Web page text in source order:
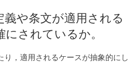
義や条文が適用される
されているか。
り，適用されるケースが抽象的にし